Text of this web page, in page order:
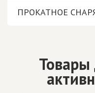
ПРОКАТНОЕ
Товары